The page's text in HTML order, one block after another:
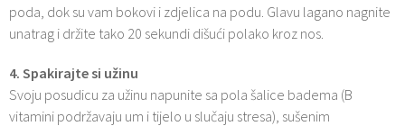
poda, dok su vam bokovi i zdjelica na podu. Glavu lagano nagnite
unatrag i držite tako 20 sekundi dišući polako kroz nos.
4. Spakirajte si užinu
Svoju posudicu za užinu napunite sa pola šalice badema (B
vitamini podržavaju um i tijelo u slučaju stresa), sušenim